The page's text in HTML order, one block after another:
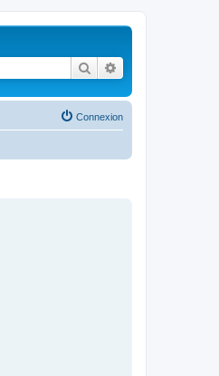
Rechercher
Connexion